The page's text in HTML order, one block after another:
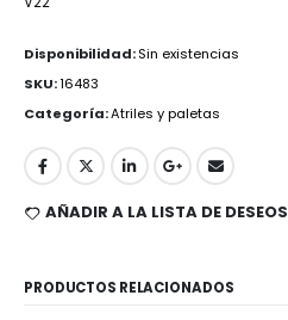
Disponibilidad:Sin existencias
SKU:16483
Categoría:Atriles y paletas
AÑADIR A LA LISTA DE DESEOS
PRODUCTOS RELACIONADOS